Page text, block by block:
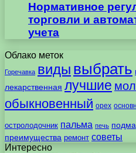
Нормативное
торговли и
учета
Облако меток
Горечавка виды выбрать
лекарственная лучшие
обыкновенный орех
остролодочник пальма печь
преимущества ремонт советы
Интересно